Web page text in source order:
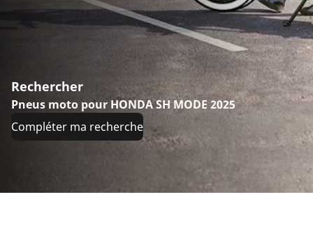
Rechercher
Pneus moto pour HONDA SH MODE 2025
Compléter ma recherche